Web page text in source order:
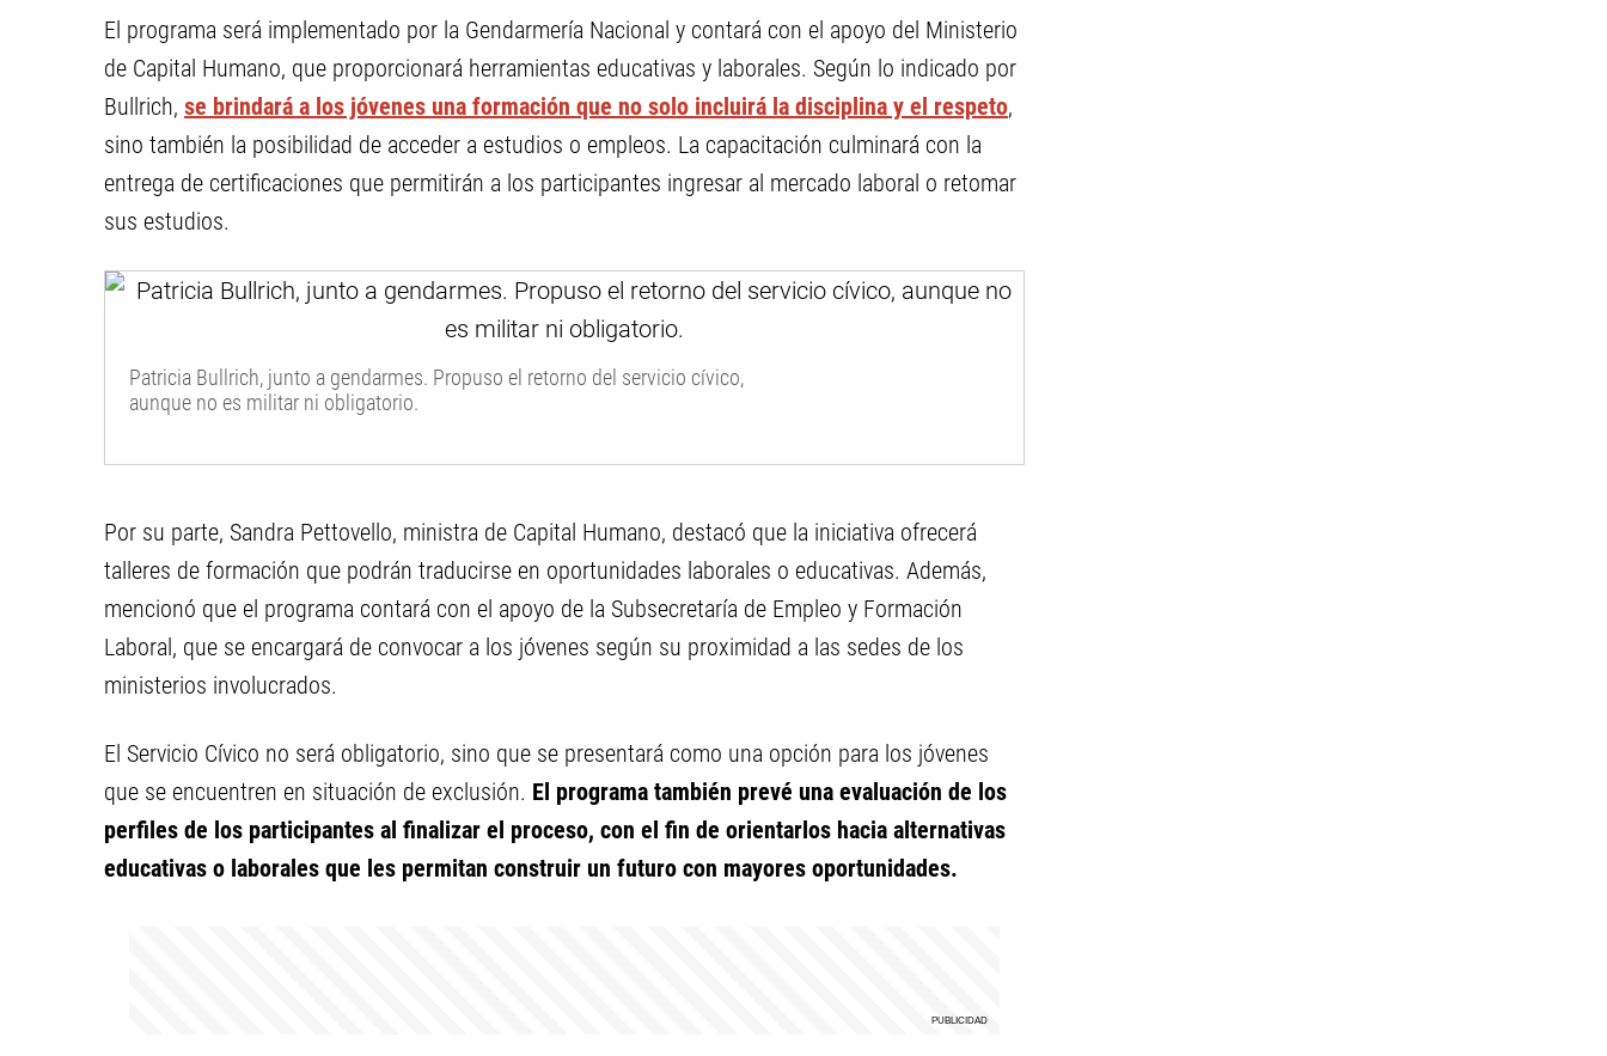
El programa será implementado por la Gendarmería Nacional y contará con el apoyo del Ministerio
de Capital Humano, que proporcionará herramientas educativas y laborales. Según lo indicado por
Bullrich, se brindará a los jóvenes una formación que no solo incluirá la disciplina y el respeto,
sino también la posibilidad de acceder a estudios o empleos. La capacitación culminará con la
entrega de certificaciones que permitirán a los participantes ingresar al mercado laboral o retomar
sus estudios.
Patricia Bullrich, junto a gendarmes. Propuso el retorno del servicio cívico,
aunque no es militar ni obligatorio.
Por su parte, Sandra Pettovello, ministra de Capital Humano, destacó que la iniciativa ofrecerá
talleres de formación que podrán traducirse en oportunidades laborales o educativas. Además,
mencionó que el programa contará con el apoyo de la Subsecretaría de Empleo y Formación
Laboral, que se encargará de convocar a los jóvenes según su proximidad a las sedes de los
ministerios involucrados.
El Servicio Cívico no será obligatorio, sino que se presentará como una opción para los jóvenes
que se encuentren en situación de exclusión. El programa también prevé una evaluación de los
perfiles de los participantes al finalizar el proceso, con el fin de orientarlos hacia alternativas
educativas o laborales que les permitan construir un futuro con mayores oportunidades.